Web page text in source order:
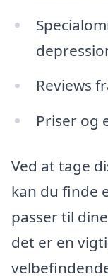
Reviews
Priser og
Ved at tage
kan du finde
passer til
det er en